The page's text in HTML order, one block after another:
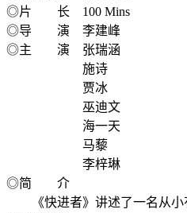
◎片 长 100 Mins
◎导 演 李建峰
◎主 演 张瑞涵
施诗
贾冰
巫迪文
海一天
马藜
李梓琳
◎简 介
《快进者》讲述了一名从小有